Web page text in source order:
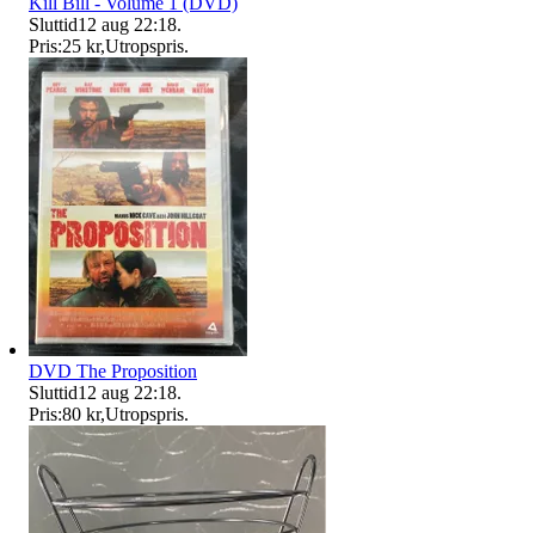
Sluttid12 aug 22:18.
Pris:25 kr,Utropspris.
DVD The Proposition
Sluttid12 aug 22:18.
Pris:80 kr,Utropspris.